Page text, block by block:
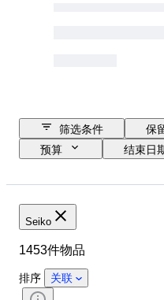
筛选条件 保
预算
结束日
状态
表芯
型号
Seiko
1453件物品
排序 关联